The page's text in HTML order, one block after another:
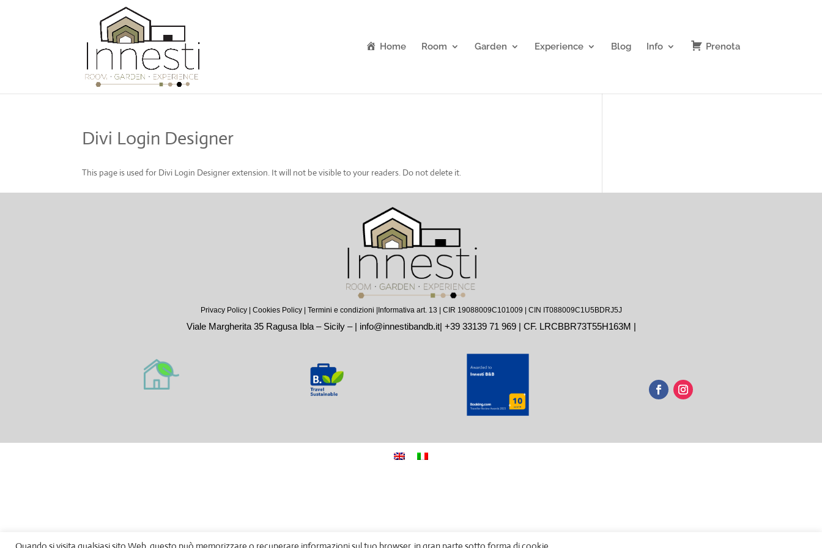
Home Room Garden Experience Blog Info Prenota
Divi Login Designer
This page is used for Divi Login Designer extension. It will not be visible to your readers. Do not delete it.
Privacy Policy| Cookies Policy| Termini e condizioni |Informativa art. 13 | CIR 19088009C101009 | CIN IT088009C1U5BDRJ5J
Viale Margherita 35 Ragusa Ibla – Sicily – | info@innestibandb.it| +39 33139 71 969| CF. LRCBBR73T55H163M |